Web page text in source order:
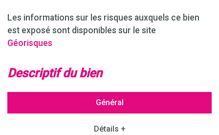
Les informations sur les risques auxquels ce bien
est exposé sont disponibles sur le site
Géorisques
descriptif du bien
Général
Détails +